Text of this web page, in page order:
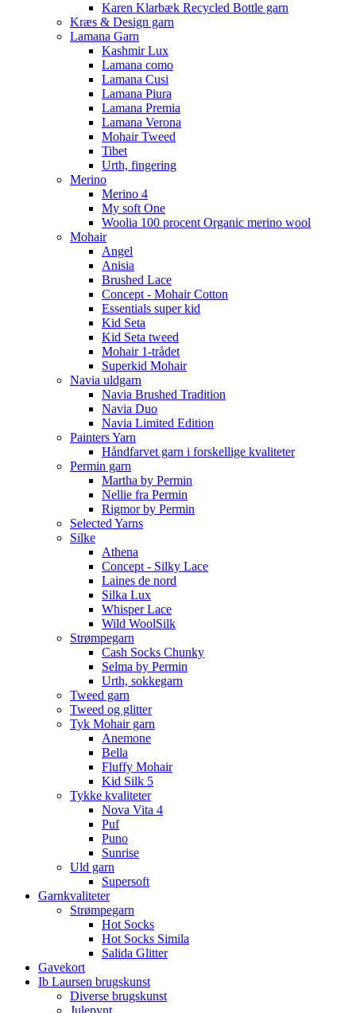
Karen Klarbæk Recycled Bottle garn
Kræs & Design garn
Lamana Garn
Kashmir Lux
Lamana como
Lamana Cusi
Lamana Piura
Lamana Premia
Lamana Verona
Mohair Tweed
Tibet
Urth, fingering
Merino
Merino 4
My soft One
Woolia 100 procent Organic merino wool
Mohair
Angel
Anisia
Brushed Lace
Concept - Mohair Cotton
Essentials super kid
Kid Seta
Kid Seta tweed
Mohair 1-trådet
Superkid Mohair
Navia uldgarn
Navia Brushed Tradition
Navia Duo
Navia Limited Edition
Painters Yarn
Håndfarvet garn i forskellige kvaliteter
Permin garn
Martha by Permin
Nellie fra Permin
Rigmor by Permin
Selected Yarns
Silke
Athena
Concept - Silky Lace
Laines de nord
Silka Lux
Whisper Lace
Wild WoolSilk
Strømpegarn
Cash Socks Chunky
Selma by Permin
Urth, sokkegarn
Tweed garn
Tweed og glitter
Tyk Mohair garn
Anemone
Bella
Fluffy Mohair
Kid Silk 5
Tykke kvaliteter
Nova Vita 4
Puf
Puno
Sunrise
Uld garn
Supersoft
Garnkvaliteter
Strømpegarn
Hot Socks
Hot Socks Simila
Salida Glitter
Gavekort
Ib Laursen brugskunst
Diverse brugskunst
Julepynt